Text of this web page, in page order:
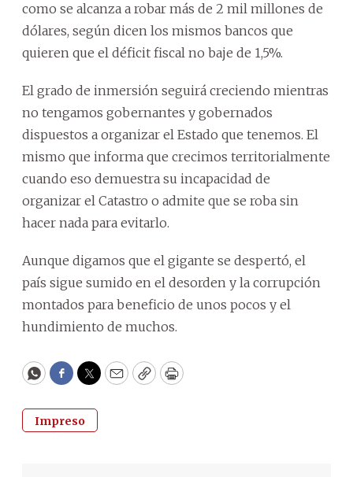
como se alcanza a robar más de 2 mil millones de
dólares, según dicen los mismos bancos que
quieren que el déficit fiscal no baje de 1,5%.
El grado de inmersión seguirá creciendo mientras
no tengamos gobernantes y gobernados
dispuestos a organizar el Estado que tenemos. El
mismo que informa que crecimos territorialmente
cuando eso demuestra su incapacidad de
organizar el Catastro o admite que se roba sin
hacer nada para evitarlo.
Aunque digamos que el gigante se despertó, el
país sigue sumido en el desorden y la corrupción
montados para beneficio de unos pocos y el
hundimiento de muchos.
WhatsApp
Facebook
Twitter
EmailCopyPrint
Impreso